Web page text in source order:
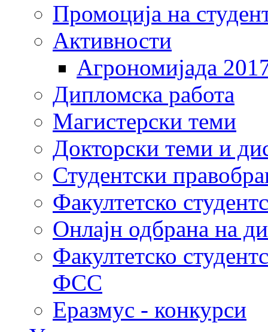
Промоција на
Активности
Агрономијада
Дипломска работа
Магистерски теми
Докторски теми и
Студентски
Факултетско
Онлајн одбрана на
Факултетско
ФСС
Еразмус - конкурси